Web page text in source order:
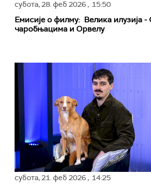
субота,28. феб 2026 , 15:50
Емисије о филму: Велика илузија -
чаробњацима и Орвелу
субота,21. феб 2026 , 14:25